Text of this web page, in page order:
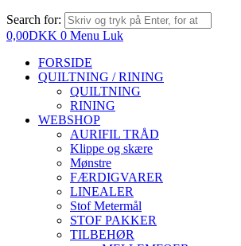
Search for:
0,00DKK 0 Menu Luk
FORSIDE
QUILTNING / RINING
QUILTNING
RINING
WEBSHOP
AURIFIL TRÅD
Klippe og skære
Mønstre
FÆRDIGVARER
LINEALER
Stof Metermål
STOF PAKKER
TILBEHØR